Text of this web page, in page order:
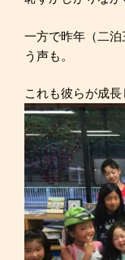
一方で昨年（二
う声も。
これも彼らが成長